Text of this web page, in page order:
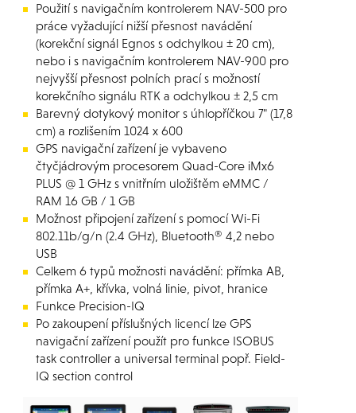
Použití s navigačním kontrolerem NAV-500 pro
práce vyžadující nižší přesnost navádění
(korekční signál Egnos s odchylkou ± 20 cm),
nebo i s navigačním kontrolerem NAV-900 pro
nejvyšší přesnost polních prací s možností
korekčního signálu RTK a odchylkou ± 2,5 cm
Barevný dotykový monitor s úhlopříčkou 7" (17,8
cm) a rozlišením 1024 x 600
GPS navigační zařízení je vybaveno
čtyčjádrovým procesorem Quad-Core iMx6
PLUS @ 1 GHz s vnitřním uložištěm eMMC /
RAM 16 GB / 1 GB
Možnost připojení zařízení s pomocí Wi-Fi
802.11b/g/n (2.4 GHz), Bluetooth® 4,2 nebo
USB
Celkem 6 typů možnosti navádění: přímka AB,
přímka A+, křívka, volná linie, pivot, hranice
Funkce Precision-IQ
Po zakoupení příslušných licencí lze GPS
navigační zařízení použít pro funkce ISOBUS
task controller a universal terminal popř. Field-
IQ section control